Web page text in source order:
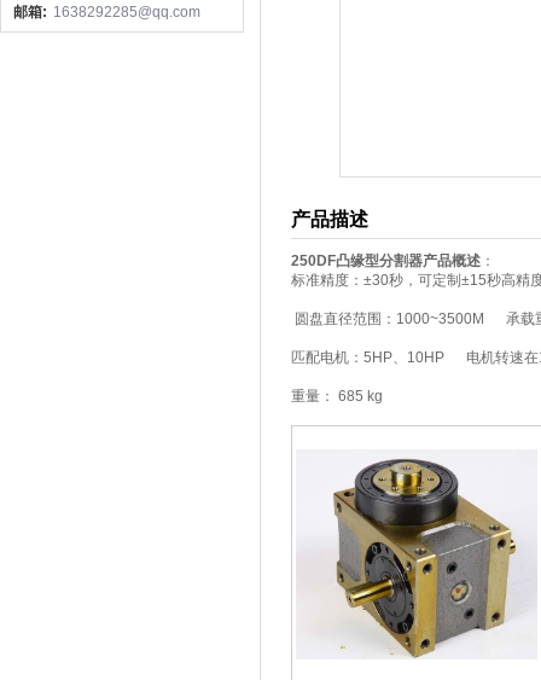
产品描述
250DF凸缘型分割器产品概述 ：
标准精度：±30秒，可定制±15秒高精
圆盘直径范围：1000~3500M 承载
匹配电机：5HP、10HP 电机转速在
重量： 685 kg
邮箱: 1638292285@qq.com